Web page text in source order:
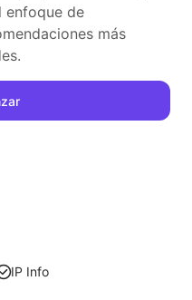
enfoque de
más
IP Info